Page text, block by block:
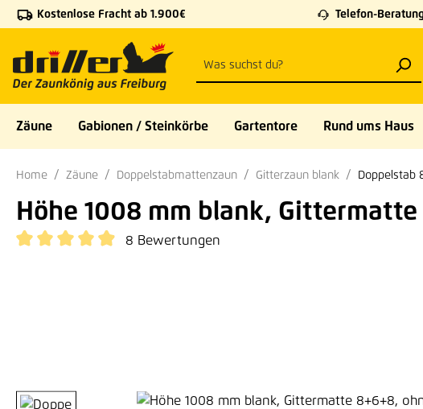
Hauptinhalt springen
Zur Suche springen
Zur Hauptnavigation springen
Kostenlose Fracht ab 1.900€ Telefon-
Zäune Gabionen / Steinkörbe Gartentore Rund ums Haus
Home Zäune Doppelstabmattenzaun Gitterzaun blank Doppelstab
Höhe 1008 mm blank,
8 Bewertungen
Bildergalerie überspringen